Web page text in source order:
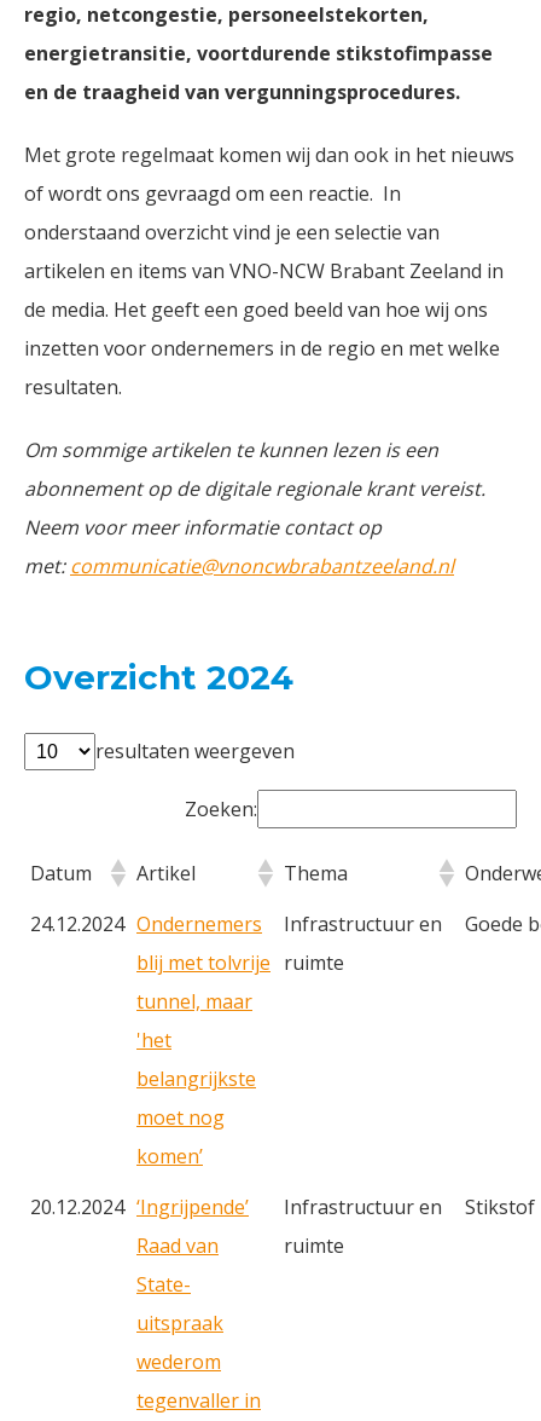
regio, netcongestie, personeelstekorten,
energietransitie, voortdurende stikstofimpasse
en de traagheid van vergunningsprocedures.
Met grote regelmaat komen wij dan ook in het nieuws
of wordt ons gevraagd om een reactie. In
onderstaand overzicht vind je een selectie van
artikelen en items van VNO-NCW Brabant Zeeland in
de media. Het geeft een goed beeld van hoe wij ons
inzetten voor ondernemers in de regio en met welke
resultaten.
Om sommige artikelen te kunnen lezen is een
abonnement op de digitale regionale krant vereist.
Neem voor meer informatie contact op
met:communicatie@vnoncwbrabantzeeland.nl
Overzicht 2024
resultaten weergeven
Zoeken:
Datum Artikel Thema
24.12.2024 Ondernemers
blij met tolvrije
tunnel, maar
'het
belangrijkste
moet nog
komen’
Infrastructuur en
ruimte
Goede
20.12.2024 ‘Ingrijpende’
Raad van
State-
uitspraak
wederom
tegenvaller in
Infrastructuur en
ruimte
Stikstof